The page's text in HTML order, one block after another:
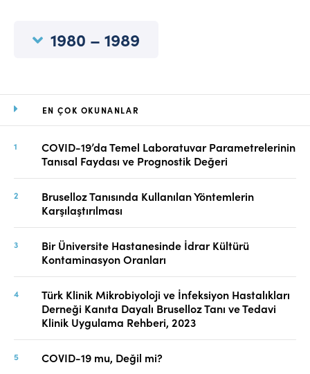
EN ÇOK OKUNANLAR
COVID-19’da Temel Laboratuvar Parametrelerinin
Tanısal Faydası ve Prognostik Değeri
Bruselloz Tanısında Kullanılan Yöntemlerin
Karşılaştırılması
Bir Üniversite Hastanesinde İdrar Kültürü
Kontaminasyon Oranları
Türk Klinik Mikrobiyoloji ve İnfeksiyon Hastalıkları
Derneği Kanıta Dayalı Bruselloz Tanı ve Tedavi
Klinik Uygulama Rehberi, 2023
COVID-19 mu, Değil mi?
1980 – 1989